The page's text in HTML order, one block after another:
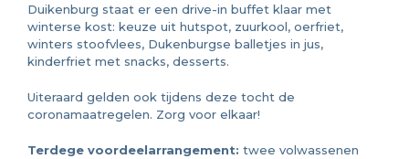
Duikenburg staat er een drive-in buffet klaar met
winterse kost: keuze uit hutspot, zuurkool, oerfriet,
winters stoofvlees, Dukenburgse balletjes in jus,
kinderfriet met snacks, desserts.
Uiteraard gelden ook tijdens deze tocht de
coronamaatregelen. Zorg voor elkaar!
Terdege voordeelarrangement: twee volwassenen